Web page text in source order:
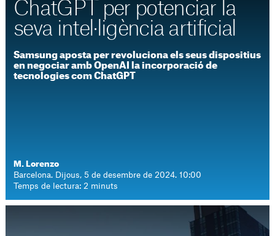
ChatGPT per potenciar la
seva intel·ligència artificial
Samsung aposta per revoluciona els seus dispositius
en negociar amb OpenAI la incorporació de
tecnologies com ChatGPT
M. Lorenzo
Barcelona. Dijous, 5 de desembre de 2024. 10:00
Temps de lectura: 2 minuts